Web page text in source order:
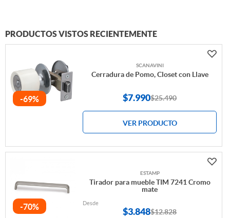
PRODUCTOS VISTOS RECIENTEMENTE
-69%
SCANAVINI
Cerradura de Pomo, Closet con Llave
$7.990$25.490
VER PRODUCTO
-70%
ESTAMP
Tirador para mueble TIM 7241 Cromo
mate
Desde
$3.848$12.828